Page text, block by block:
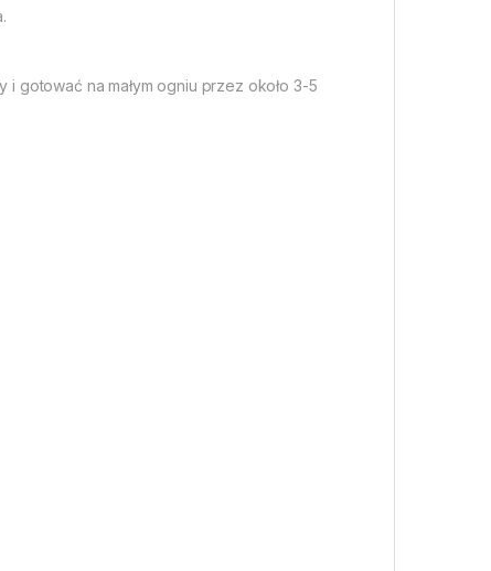
gotować na małym ogniu przez około 3-5